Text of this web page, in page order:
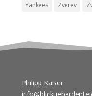
Yankees
Zverev
Philipp Kaiser